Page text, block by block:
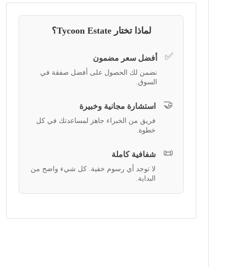
لماذا تختار Tycoon Estate؟
✅ أفضل سعر مضمون
نضمن لك الحصول على أفضل صفقة في
السوق.
🤝 استشارة مجانية وخبيرة
فريق من الخبراء جاهز لمساعدتك في كل
خطوة.
📜 شفافية كاملة
لا توجد أي رسوم خفية. كل شيء واضح من
البداية.